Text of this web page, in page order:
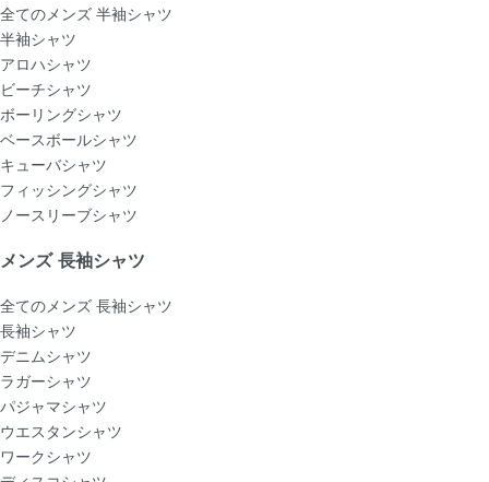
全てのメンズ 半袖シャツ
半袖シャツ
アロハシャツ
ビーチシャツ
ボーリングシャツ
ベースボールシャツ
キューバシャツ
フィッシングシャツ
ノースリーブシャツ
メンズ 長袖シャツ
全てのメンズ 長袖シャツ
長袖シャツ
デニムシャツ
ラガーシャツ
パジャマシャツ
ウエスタンシャツ
ワークシャツ